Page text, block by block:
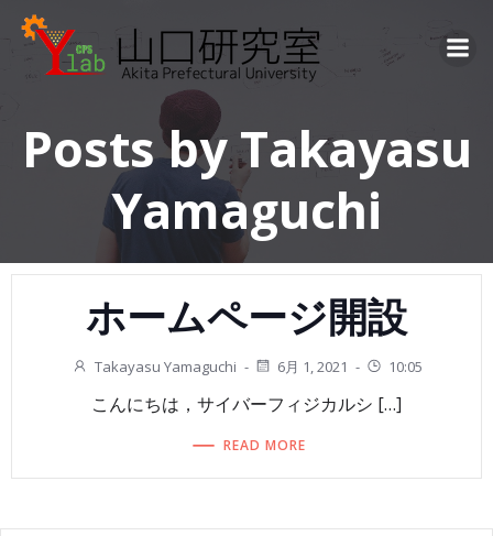
ン
テ
へ
ス
キ
ッ
Posts byTakayasu
Yamaguchi
ホームページ開設
Takayasu Yamaguchi - 6月 1, 2021 - 10:05
こんにちは，サイバーフィジカルシ […]
READ MORE